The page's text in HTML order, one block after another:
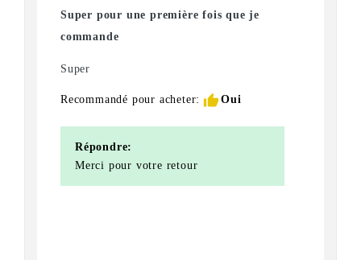
Super pour une première fois que je
commande
Super
Recommandé pour acheter: thumb_upOui
Répondre:
Merci pour votre retour